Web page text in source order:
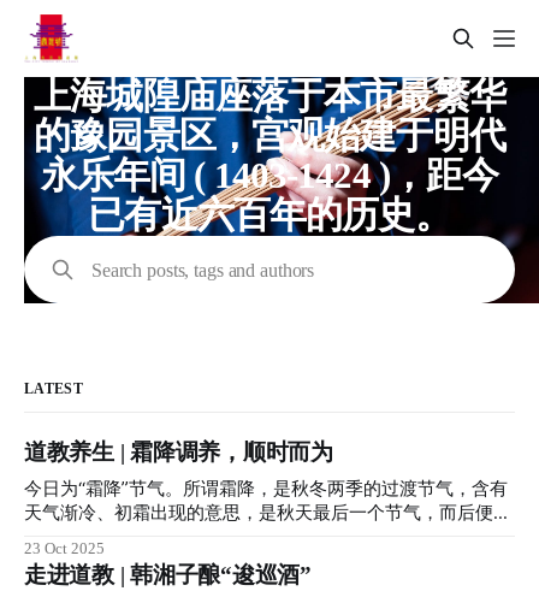
上海城隍庙座落于本市最繁华
的豫园景区，宫观始建于明代
永乐年间 ( 1403-1424 )，距今
已有近六百年的历史。
Search posts, tags and authors
LATEST
道教养生 | 霜降调养，顺时而为
今日为“霜降”节气。所谓霜降，是秋冬两季的过渡节气，含有
天气渐冷、初霜出现的意思，是秋天最后一个节气，而后便凛
翻开拉杆箱，又看了看床底...秋天到底在哪呢？ 明明就是一秒
入冬... 算了，还是说回霜降吧。 霜降 ·一候豺乃祭兽 ·二候草
23 Oct 2025
走进道教 | 韩湘子酿“逡巡酒”